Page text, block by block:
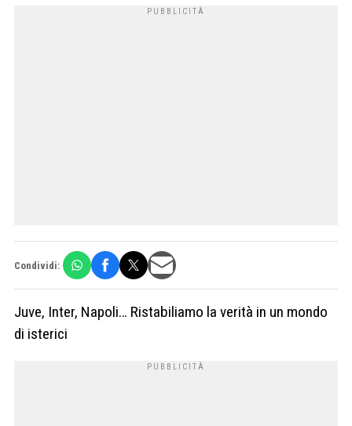
Condividi:
Juve, Inter, Napoli… Ristabiliamo la verità in un mondo
di isterici